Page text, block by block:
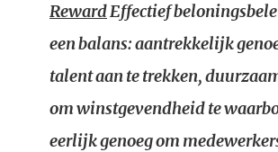
RewardEffectief
een balans: aantrekkelijk
talent aan te trekken,
om winstgevendheid te
eerlijk genoeg om